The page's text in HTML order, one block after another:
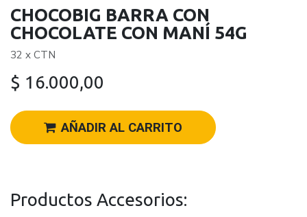
CHOCOBIG BARRA CON
CHOCOLATE CON MANÍ 54G
32 x CTN
$ 16.000,00
AÑADIR AL CARRITO
Productos Accesorios: